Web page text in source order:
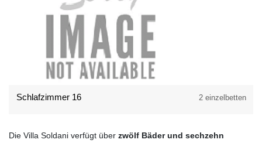
Schlafzimmer 16 2 einzelbetten
Die Villa Soldani verfügt über zwölf Bäder und sechzehn